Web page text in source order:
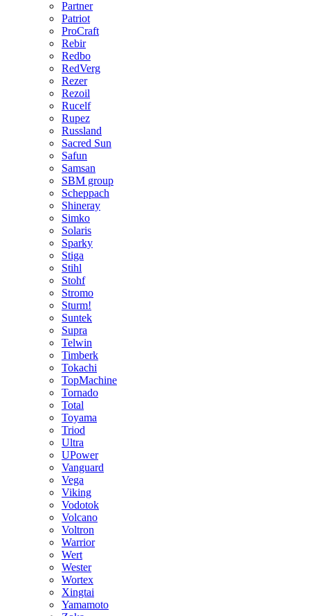
Partner
Patriot
ProCraft
Rebir
Redbo
RedVerg
Rezer
Rezoil
Rucelf
Rupez
Russland
Sacred Sun
Safun
Samsan
SBM group
Scheppach
Shineray
Simko
Solaris
Sparky
Stiga
Stihl
Stohf
Stromo
Sturm!
Suntek
Supra
Telwin
Timberk
Tokachi
TopMachine
Tornado
Total
Toyama
Triod
Ultra
UPower
Vanguard
Vega
Viking
Vodotok
Volcano
Voltron
Warrior
Wert
Wester
Wortex
Xingtai
Yamamoto